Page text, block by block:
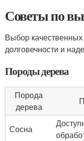
Советы по
Выбор
долговечности и
Породы дерева
Порода
дерева
Сосна